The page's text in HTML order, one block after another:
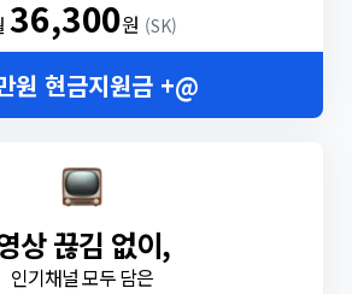
36,300원 (SK)
원 현금지원금 +@
상 끊김 없이,
인기채널 모두 담은